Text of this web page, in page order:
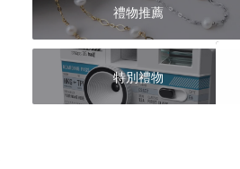
禮物推薦
特別禮物